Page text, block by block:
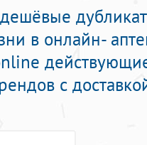
в онлайн-
с